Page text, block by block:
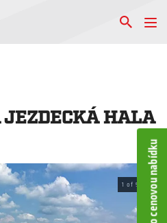
HALA
1 of 5